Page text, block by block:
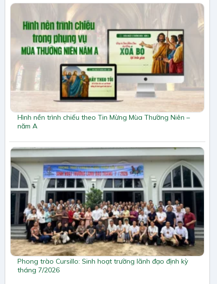
Hình nền trình chiếu theo Tin Mừng Mùa Thường Niên –
năm A
Phong trào Cursillo: Sinh hoạt trường lãnh đạo định kỳ
tháng 7/2026